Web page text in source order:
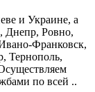
и Украине, а
Днепр, Ровно,
Франковск,
Тернополь,
по всей ..